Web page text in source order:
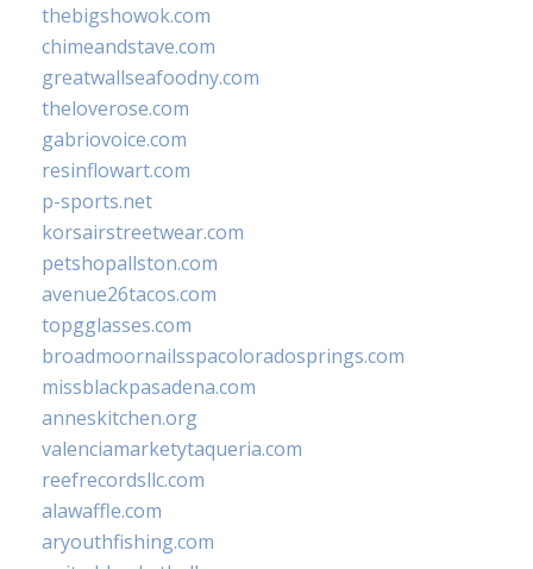
thebigshowok.com
chimeandstave.com
greatwallseafoodny.com
theloverose.com
gabriovoice.com
resinflowart.com
p-sports.net
korsairstreetwear.com
petshopallston.com
avenue26tacos.com
topgglasses.com
broadmoornailsspacoloradosprings.com
missblackpasadena.com
anneskitchen.org
valenciamarketytaqueria.com
reefrecordsllc.com
alawaffle.com
aryouthfishing.com